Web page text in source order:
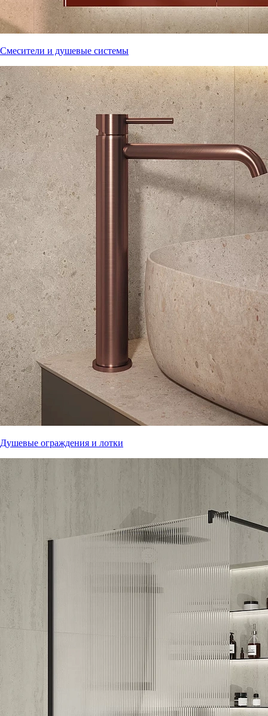
Смесители и душевые системы
Душевые ограждения и лотки